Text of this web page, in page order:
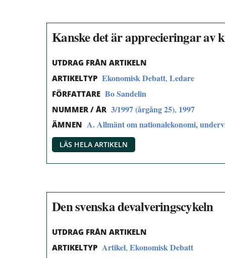
Kanske det är apprecieringar av
UTDRAG FRÅN ARTIKELN
ARTIKELTYP Ekonomisk Debatt, Ledare
FÖRFATTARE Bo Sandelin
NUMMER / ÅR 3/1997 (årgång 25), 1997
ÄMNEN A. Allmänt om nationalekonomi,
LÄS HELA ARTIKELN
Den svenska devalveringscykeln
UTDRAG FRÅN ARTIKELN
ARTIKELTYP Artikel, Ekonomisk Debatt